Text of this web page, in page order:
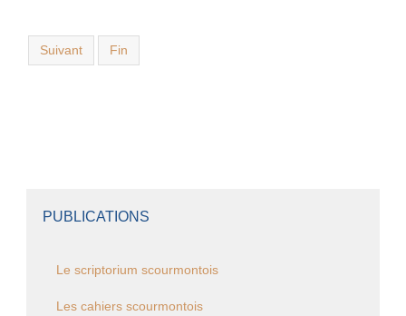
Suivant Fin
PUBLICATIONS
Le scriptorium scourmontois
Les cahiers scourmontois